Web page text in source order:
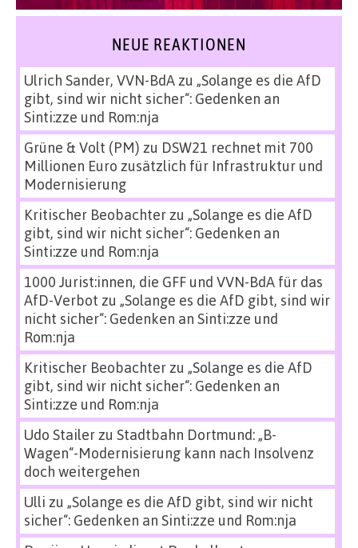
NEUE REAKTIONEN
Ulrich Sander, VVN-BdAzu „Solange es die AfD
gibt, sind wir nicht sicher“: Gedenken an
Sinti:zze und Rom:nja
Grüne & Volt (PM) zu DSW21 rechnet mit 700
Millionen Euro zusätzlich für Infrastruktur und
Modernisierung
Kritischer Beobachterzu „Solange es die AfD
gibt, sind wir nicht sicher“: Gedenken an
Sinti:zze und Rom:nja
1000 Jurist:innen, die GFF und VVN-BdA für das
AfD-Verbot zu „Solange es die AfD gibt, sind wir
nicht sicher“: Gedenken an Sinti:zze und
Rom:nja
Kritischer Beobachterzu „Solange es die AfD
gibt, sind wir nicht sicher“: Gedenken an
Sinti:zze und Rom:nja
Udo Stailerzu Stadtbahn Dortmund: „B-
Wagen“-Modernisierung kann nach Insolvenz
doch weitergehen
Ulli zu „Solange es die AfD gibt, sind wir nicht
sicher“: Gedenken an Sinti:zze und Rom:nja